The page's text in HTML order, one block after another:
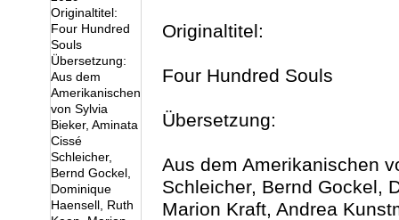
Originaltitel:
Four Hundred Souls
Übersetzung:
Aus dem Amerikanischen
Schleicher, Bernd Gockel,
Marion Kraft, Andrea